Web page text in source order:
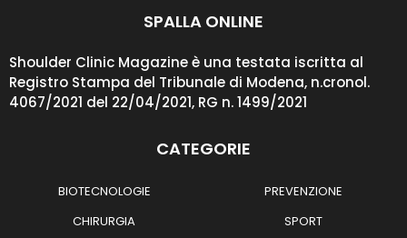
SPALLA ONLINE
Shoulder Clinic Magazine è una testata iscritta al
Registro Stampa del Tribunale di Modena, n.cronol.
4067/2021 del 22/04/2021, RG n. 1499/2021
CATEGORIE
BIOTECNOLOGIE
CHIRURGIA
PREVENZIONE
SPORT